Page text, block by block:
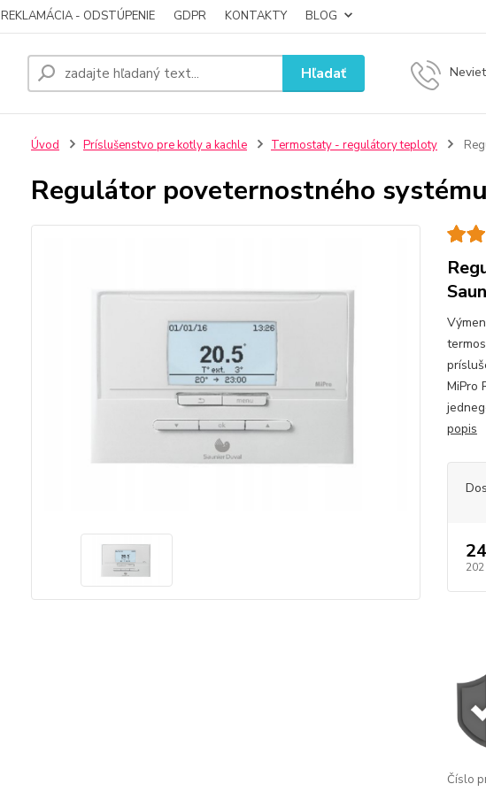
REKLAMÁCIA - ODSTÚPENIE GDPR KONTAKTY BLOG
Hľadať
Úvod Príslušenstvo pre kotly a kachle Termostaty - regulátory teploty
Regulátor poveternostného
MiPro
popis
Číslo